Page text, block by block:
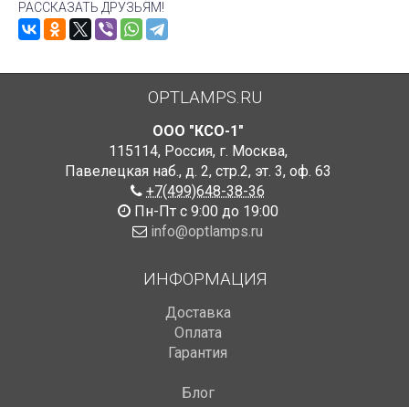
РАССКАЗАТЬ ДРУЗЬЯМ!
OPTLAMPS.RU
ООО "КСО-1"
115114, Россия, г. Москва,
Павелецкая наб., д. 2, стр.2, эт. 3, оф. 63
+7(499)648-38-36
Пн-Пт с 9:00 до 19:00
info@optlamps.ru
ИНФОРМАЦИЯ
Доставка
Оплата
Гарантия
Блог